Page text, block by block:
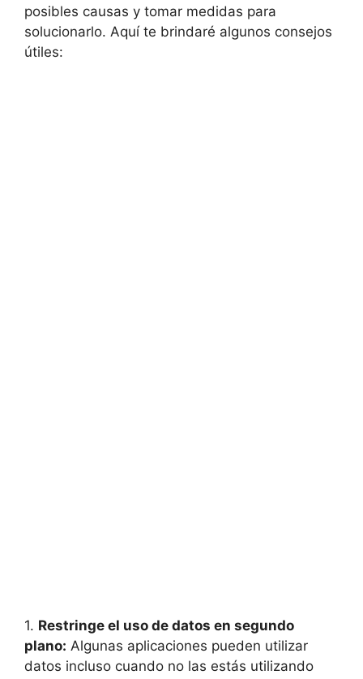
posibles causas y tomar medidas para
solucionarlo. Aquí te brindaré algunos consejos
útiles:
1. Restringe el uso de datos en segundo
plano: Algunas aplicaciones pueden utilizar
datos incluso cuando no las estás utilizando